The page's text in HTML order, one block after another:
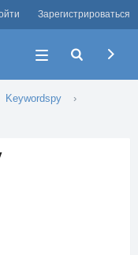
Зарегистрироваться
Keywordspy